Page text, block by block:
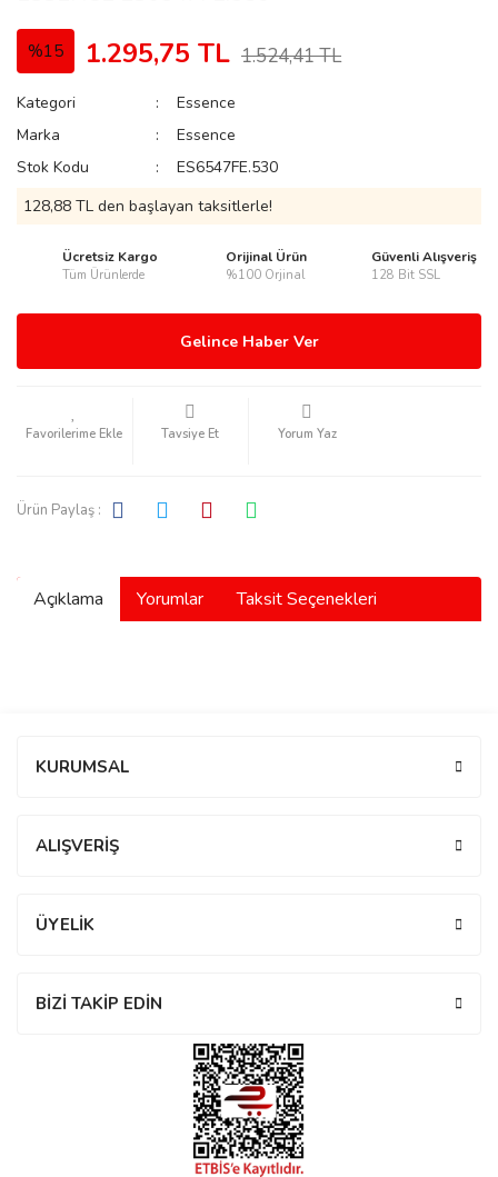
%15 1.295,75 TL 1.524,41 TL
Kategori
Essence
Marka
Essence
Stok Kodu
ES6547FE.530
128,88 TL den başlayan taksitlerle!
Ücretsiz Kargo
Tüm Ürünlerde
Orijinal Ürün
%100 Orjinal
Güvenli Alışveriş
128 Bit SSL
Gelince Haber Ver
Tavsiye Et Yorum Yaz
Ürün Paylaş :
Açıklama Yorumlar Taksit Seçenekleri
KURUMSAL
ALIŞVERİŞ
ÜYELİK
BİZİ TAKİP EDİN